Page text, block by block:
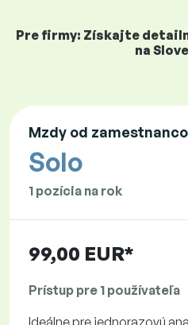
Pre firmy: Získajte
na
Mzdy od
Solo
1 pozícia na rok
99,00 EUR*
Prístup pre 1 používateľa